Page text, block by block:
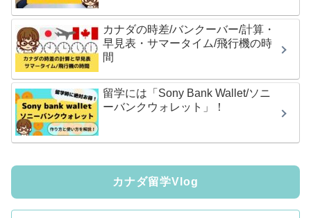
カナダの時差/バンクーバー/計算・
早見表・サマータイム/飛行機の時
間
留学には「Sony Bank Wallet/ソニ
ーバンクウォレット」！
カナダ留学Vlog